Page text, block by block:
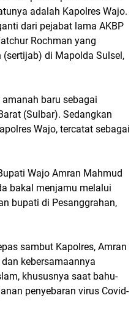
adalah Kapolres Wajo.
dari pejabat lama AKBP
Rochman yang
di Mapolda Sulsel,
baru sebagai
(Sulbar). Sedangkan
Wajo, tercatat sebagai
Wajo Amran Mahmud
bakal menjamu melalui
bupati di Pesanggrahan,
sambut Kapolres, Amran
kebersamaannya
khususnya saat bahu-
penyebaran virus Covid-